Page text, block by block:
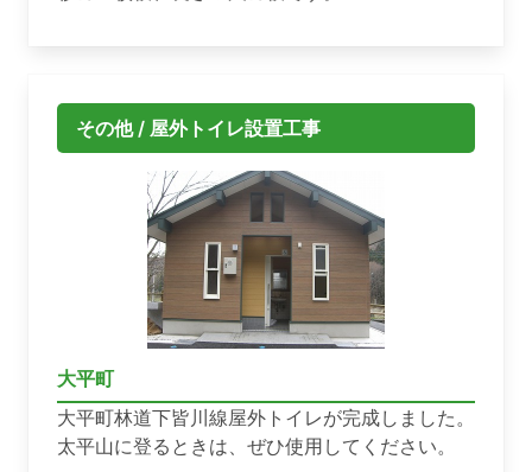
その他 / 屋外トイレ設置工事
大平町
大平町林道下皆川線屋外トイレが完成しました。
太平山に登るときは、ぜひ使用してください。